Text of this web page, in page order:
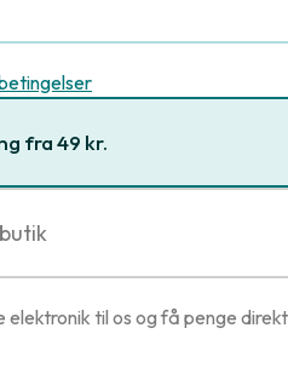
fra 49 kr.
til os og få penge